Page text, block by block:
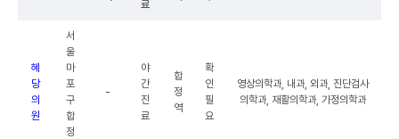
료
혜
당
의
원
서
울
마
포
구
합
정
-
야
간
진
료
합
정
역
확
인
필
요
영상의학과, 내과, 외과, 진단검사
의학과, 재활의학과, 가정의학과